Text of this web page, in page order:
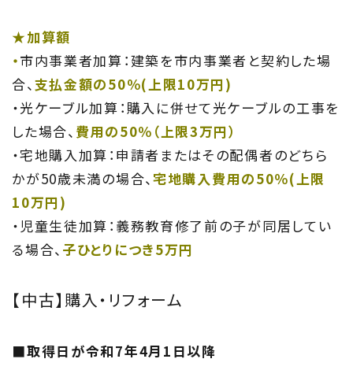
★加算額
・市内事業者加算：建築を市内事業者と契約した場
合、支払金額の50％(上限10万円)
・光ケーブル加算：購入に併せて光ケーブルの工事を
した場合、 費用の50％（上限3万円）
・宅地購入加算：申請者またはその配偶者のどちら
かが50歳未満の場合、宅地購入費用の50％(上限
10万円)
・児童生徒加算：義務教育修了前の子が同居してい
る場合、 子ひとりにつき5万円
【中古】購入・リフォーム
■取得日が令和7年4月1日以降